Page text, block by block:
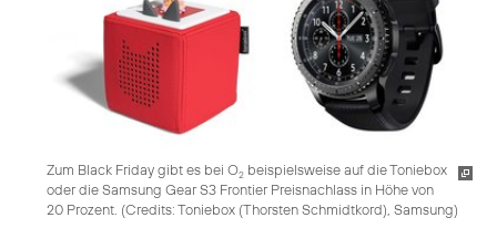
Zum Black Friday gibt es bei O2 beispielsweise auf die Toniebox
oder die Samsung Gear S3 Frontier Preisnachlass in Höhe von
20 Prozent. (Credits: Toniebox (Thorsten Schmidtkord), Samsung)